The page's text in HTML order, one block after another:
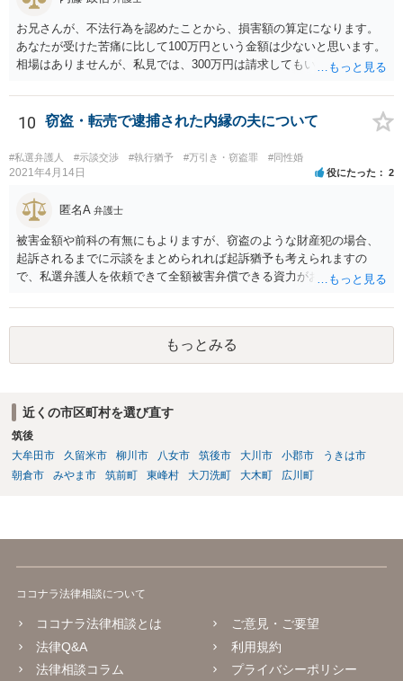
お兄さんが、不法行為を認めたことから、損害額の算定になります。
あなたが受けた苦痛に比して100万円という金額は少ないと思います。
相場はありませんが、私見では、300万円は請求してもいいですね。
なるような条件では困るでしょう。 支払いの効果を高めるために、弁
護士を立ち合い人にするといいで しょう。 したがって、金額も含め
て、条件については弁護士と話をするといい でしょう。 書面はどちら
が作っても構いません。 書類を作るには、少なくも、５５０００円
は、かかるでしょう。
10 窃盗・転売で逮捕された内縁の夫について
#私選弁護人 #示談交渉 #執行猶予 #万引き・窃盗罪 #同性婚
2021年4月14日 役にたった 2
匿名A 弁護士
被害金額や前科の有無にもよりますが、窃盗のような財産犯の場合、
起訴されるまでに示談をまとめられれば起訴猶予も考えられますの
で、私選弁護人を依頼できて全額被害弁償できる資力がお有りなので
めいたします。起訴されてしまうと前科はついてしまう可能性が極め
て高いので、被害金額はさほど大きくなく初犯で起訴猶予の可能性が
あり得る事案なのであれば、起訴までの弁護活動が極めて重要です。
もちろん国選弁護人であってもできるかぎり最善を尽くす弁護士が大
り、示談をまとめられる可能性が高くなる傾向は否定できないように
思われます。
もっとみる
近くの市区町村を選び直す
筑後
大牟田市
久留米市 柳川市 八女市 筑後市 大川市 小郡市
うきは市
朝倉市
みやま市 筑前町 東峰村 大刀洗町 大木町 広川町
ココナラ法律相談について
ココナラ法律相談とは
法律Q&A
法律相談コラム
ご意見・ご要望
利用規約
プライバシーポリシー